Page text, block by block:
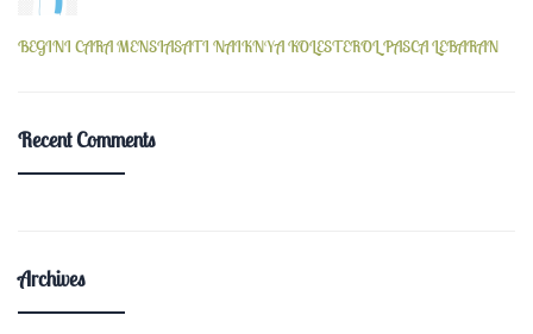
BEGINI CARA MENSIASATI NAIKNYA KOLESTEROL PASCA LEBARAN
Recent Comments
Archives